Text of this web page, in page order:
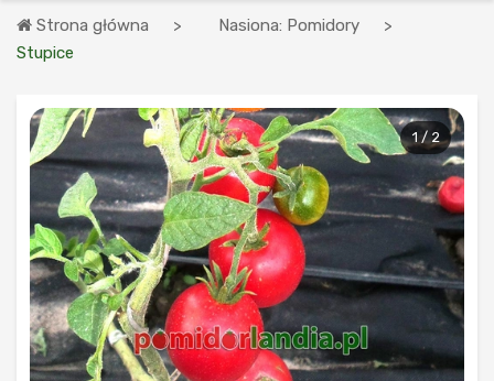
Strona główna
Nasiona: Pomidory
Stupice
1 / 2